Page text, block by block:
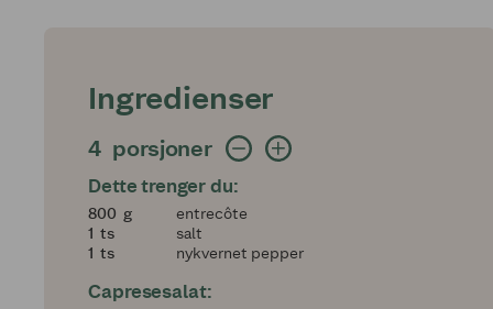
Ingredienser
4 porsjoner
4 porsjoner
Dette trenger du:
800
800 g
entrecôte
11 ts
salt
11 ts nykvernet pepper
Capresesalat: